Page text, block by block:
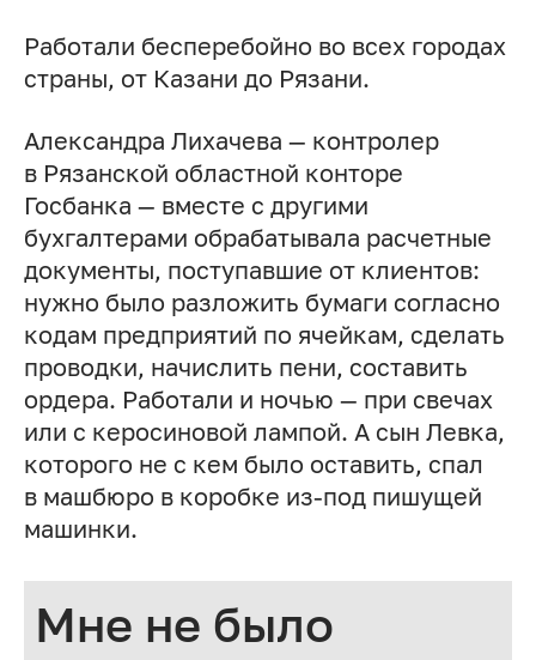
Работали бесперебойно во всех городах
страны, от Казани до Рязани.
Александра Лихачева — контролер
в Рязанской областной конторе
Госбанка — вместе с другими
бухгалтерами обрабатывала расчетные
документы, поступавшие от клиентов:
нужно было разложить бумаги согласно
кодам предприятий по ячейкам, сделать
проводки, начислить пени, составить
ордера. Работали и ночью — при свечах
или с керосиновой лампой. А сын Левка,
которого не с кем было оставить, спал
в машбюро в коробке из-под пишущей
машинки.
Мне не было